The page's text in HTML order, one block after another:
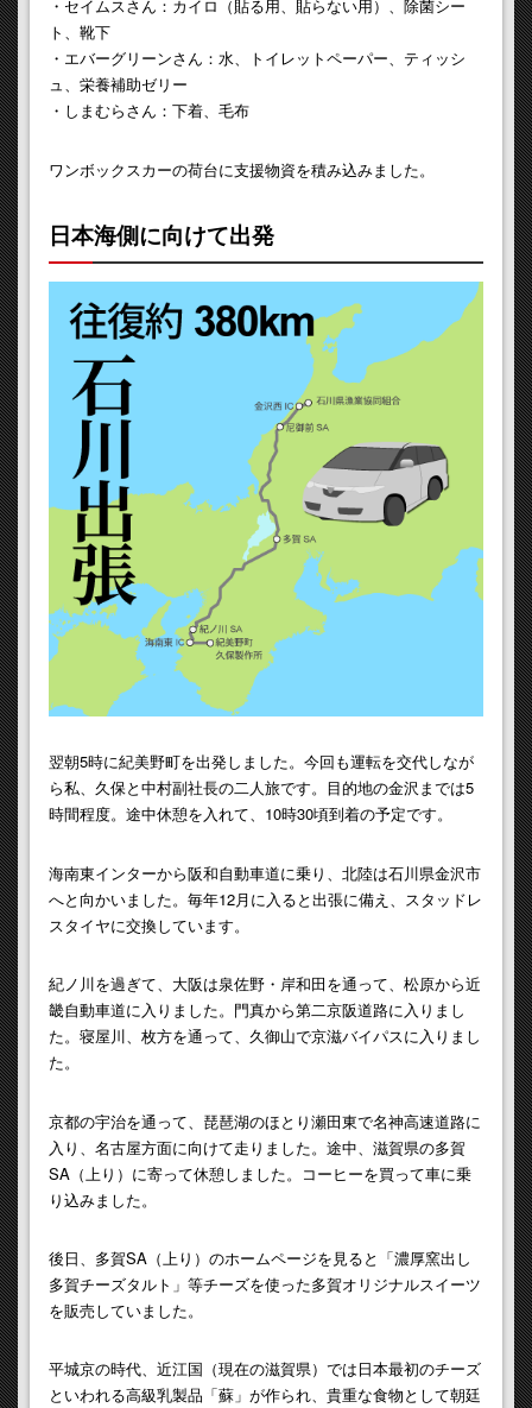
・セイムスさん：カイロ（貼る用、貼らない用）、除菌シー
ト、靴下
・エバーグリーンさん：水、トイレットペーパー、ティッシ
ュ、栄養補助ゼリー
・しまむらさん：下着、毛布
ワンボックスカーの荷台に支援物資を積み込みました。
日本海側に向けて出発
翌朝5時に紀美野町を出発しました。今回も運転を交代しなが
ら私、久保と中村副社長の二人旅です。目的地の金沢までは5
時間程度。途中休憩を入れて、10時30頃到着の予定です。
海南東インターから阪和自動車道に乗り、北陸は石川県金沢市
へと向かいました。毎年12月に入ると出張に備え、スタッドレ
スタイヤに交換しています。
紀ノ川を過ぎて、大阪は泉佐野・岸和田を通って、松原から近
畿自動車道に入りました。門真から第二京阪道路に入りまし
た。寝屋川、枚方を通って、久御山で京滋バイパスに入りまし
た。
京都の宇治を通って、琵琶湖のほとり瀬田東で名神高速道路に
入り、名古屋方面に向けて走りました。途中、滋賀県の多賀
SA（上り）に寄って休憩しました。コーヒーを買って車に乗
り込みました。
後日、多賀SA（上り）のホームページを見ると「濃厚窯出し
多賀チーズタルト」等チーズを使った多賀オリジナルスイーツ
を販売していました。
平城京の時代、近江国（現在の滋賀県）では日本最初のチーズ
といわれる高級乳製品「蘇」が作られ、貴重な食物として朝廷